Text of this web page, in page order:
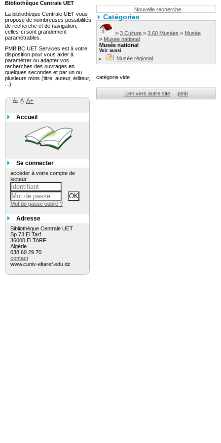
Nouvelle recherche
Catégories
> 3 Culture > 3.60 Musées > Musée
> Musée national
Musée national
Voir aussi
Musée régional
catégorie vide
Lien vers autre site pmb
Bibliothèque Centrale UET
La bibliothèque Centrale UET vous
propose de nombreuses possibilités
de recherche et de navigation,
celles-ci sont grandement
paramétrables.
PMB BC.UET Services est à votre
disposition pour vous aider à
paramétrer ou adapter vos
recherches des ouvrages en
quelques secondes et par un ou
plusieurs mots (titre, auteur, éditeur,
...). .
A- A A+
Accueil
Se connecter
accéder à votre compte de
lecteur
Mot de passe oublié ?
Adresse
Bibliothèque Centrale UET
Bp 73 El Tarf
36000 ELTARF
Algérie
038 60 29 70
contact
www.cuniv-eltaref.edu.dz